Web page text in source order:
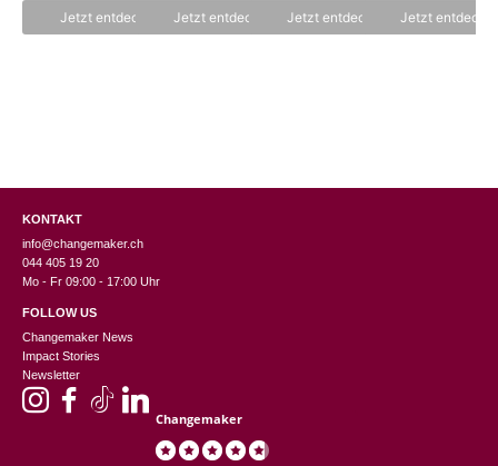
Jetzt entdecken Jetzt entdecken Jetzt entdecken Jetzt
KONTAKT
info@changemaker.ch
044 405 19 20
Mo - Fr 09:00 - 17:00 Uhr
FOLLOW US
Changemaker News
Impact Stories
Newsletter
Changemaker